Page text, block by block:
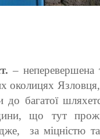
– неперевершена
околицях
до багатої
що тут
за міцністю